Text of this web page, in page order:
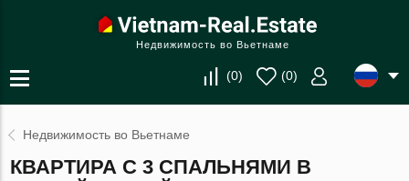
Недвижимость во Вьетнаме
(0) (0)
Недвижимость во Вьетнаме
КВАРТИРА С 3 СПАЛЬНЯМИ В